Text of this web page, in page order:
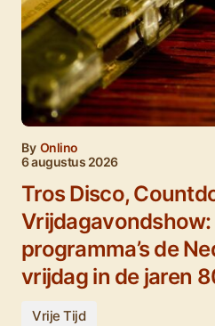
By Onlino
6 augustus 2026
Tros Disco,
programma’s de
vrijdag in de jaren
Vrije Tijd